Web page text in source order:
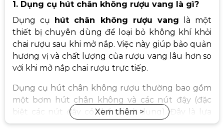
1. Dụng cụ hút chân không rượu vang là gì?
Dụng cụ hút chân không rượu vang là một
thiết bị chuyên dùng để loại bỏ không khí khỏi
chai rượu sau khi mở nắp. Việc này giúp bảo quản
hương vị và chất lượng của rượu vang lâu hơn so
với khi mở nắp chai rượu trực tiếp.
Dụng cụ hút chân không rượu thường bao gồm
một bơm hút chân không và các nút đậy (đặc
biệt các nút đậy có thể tái sử dụng). Đây là lựa
chọn đặc biệt hữu ích cho những ai không uống